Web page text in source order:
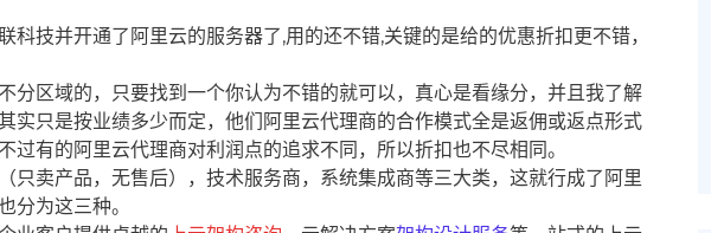
科技并开通了阿里云的服务器了,用的还不错,关键的是给的优惠折扣更不错，
分区域的，只要找到一个你认为不错的就可以，真心是看缘分，并且我了解
实只是按业绩多少而定，他们阿里云代理商的合作模式全是返佣或返点形式
过有的阿里云代理商对利润点的追求不同，所以折扣也不尽相同。
只卖产品，无售后），技术服务商，系统集成商等三大类，这就行成了阿里
分为这三种。